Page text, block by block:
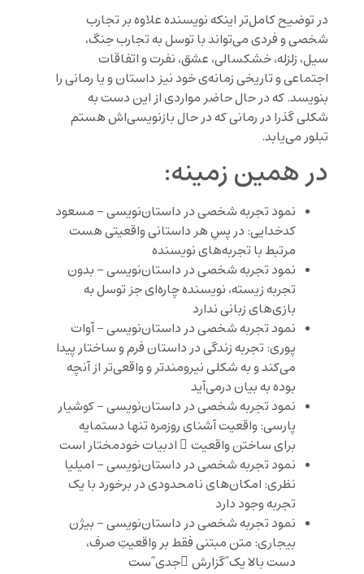
در توضیح کامل‌تر اینکه نویسنده علاوه بر تجارب
شخصی و فردی می‌تواند با توسل به تجارب جنگ،
سیل، زلزله، خشکسالی، عشق، نفرت و اتفاقات
اجتماعی و تاریخی زمانه‌ی خود نیز داستان و یا رمانی را
بنویسد. که در حال حاضر مواردی از این دست به
شکلی گذرا در رمانی که در حال بازنویسی‌‌اش هستم
تبلور می‌یابد.
در همین زمینه:
نمود تجربه شخصی در داستان‌نویسی – مسعود
کدخدایی: در پسِ هر داستانی واقعیتی هست
مرتبط با تجربه‌های نویسنده
نمود تجربه شخصی در داستان‌نویسی – بدون
تجربه‌ زیسته، نویسنده چاره‌ای جز توسل به
بازی‌های زبانی ندارد
نمود تجربه شخصی در داستان‌نویسی – آوات
پوری: تجربه‌ زندگی در داستان فرم و ساختار پیدا
می‌کند و به شکلی نیرومندتر و واقعی‌تر از آنچه
بوده به بیان درمی‌آید
نمود تجربه شخصی در داستان‌نویسی – کوشیار
پارسی: واقعیت آشنای روزمره تنها دستمایه
برای ساختن واقعیت ِ ادبیات خودمختار است
نمود تجربه شخصی در داستان‌نویسی – امیلیا
نظری: امکان‌های نامحدودی در برخورد با یک
تجربه وجود دارد
نمود تجربه شخصی در داستان‌نویسی – بیژن
بیجاری: متن مبتنی فقط بر واقعیتِ صرف،
دست بالا یک”گزارش ِجدی”‌ست